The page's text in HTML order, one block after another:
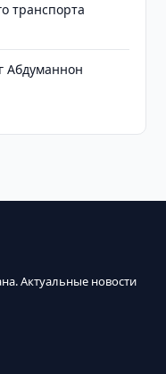
транспорта
Абдуманнон
Актуальные новости